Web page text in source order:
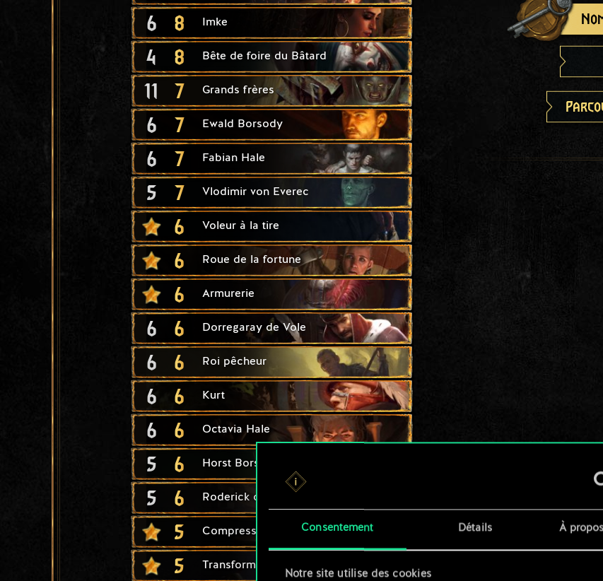
Consentement Détails À
Notre site utilise des cookies
6 8 Imke
4 8 Bête de foire du Bâtard
11 7 Grands frères
6 7 Ewald Borsody
6 7 Fabian Hale
5 7 Vlodimir von Everec
6 Voleur à la tire
6 Roue de la fortune
6 Armurerie
6 6 Dorregaray de Vole
6 6 Roi pêcheur
6 6 Kurt
6 6 Octavia Hale
5 6 Horst Borsody
5 6 Roderick de Wett
5 Compression
5 Transformation en ours